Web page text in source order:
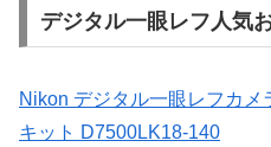
デジタル一眼レフ人気
Nikon デジタル一眼レフカ
キット D7500LK18-140